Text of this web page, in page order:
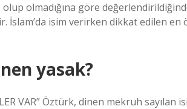
olup olmadığına göre
İslam’da isim verirken dikkat edilen
yasak?
VAR” Öztürk, dinen mekruh